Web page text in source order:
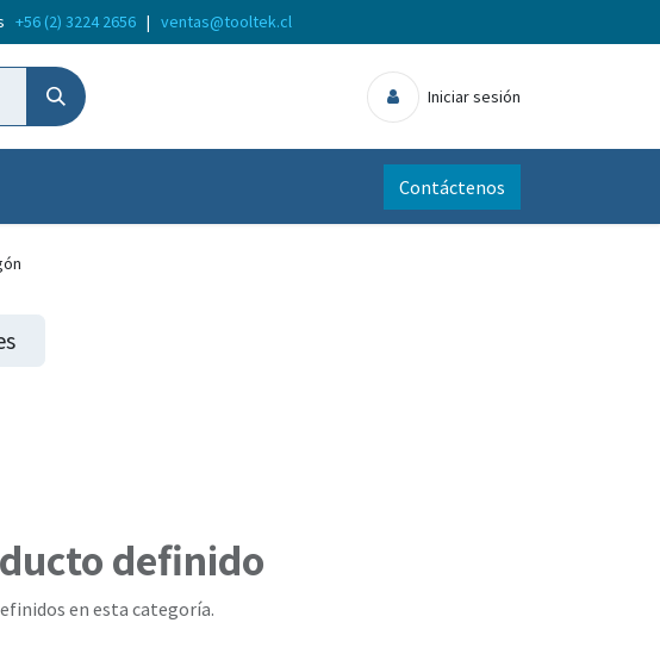
+56 (2) 3224 2656 | ventas@tooltek.cl
Iniciar sesión
Contáctenos
definido
en esta categoría.